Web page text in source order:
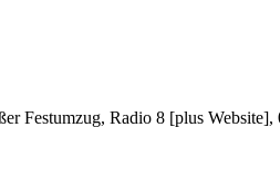
Festumzug, Radio 8 [plus